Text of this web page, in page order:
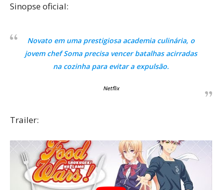
Sinopse oficial:
Novato em uma prestigiosa academia culinária, o
jovem chef Soma precisa vencer batalhas acirradas
na cozinha para evitar a expulsão.
Netflix
Trailer: